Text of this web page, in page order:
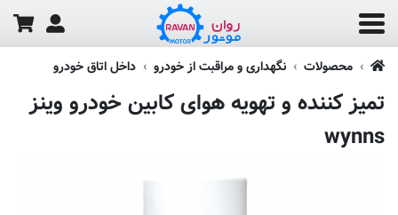
محصولات نگهداری و مراقبت از خودرو داخل اتاق خودرو
تمیز کننده و تهویه هوای کابین خودرو وینز
wynns